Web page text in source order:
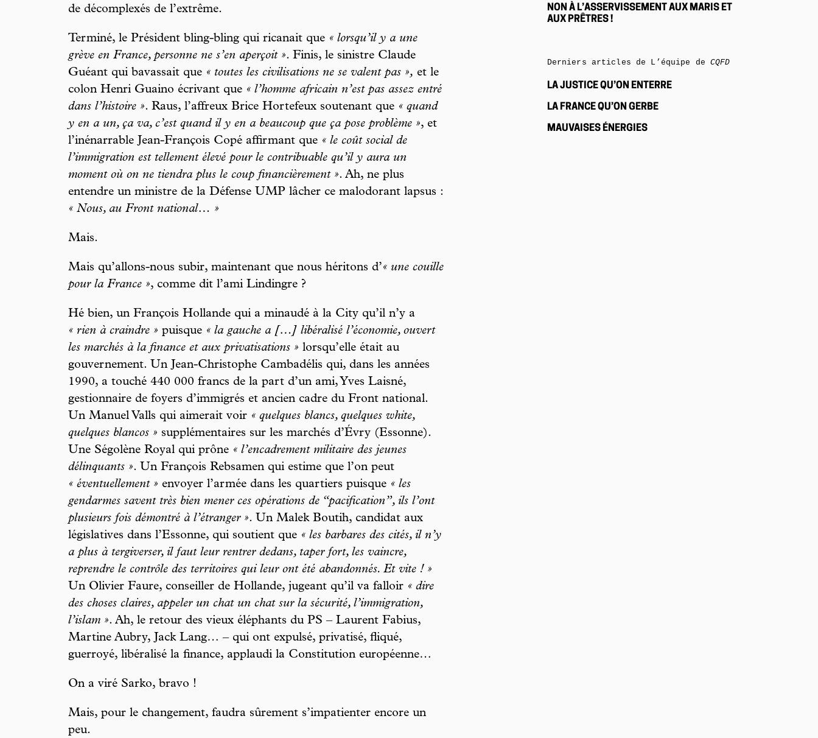
de décomplexés de l’extrême.
Terminé, le Président bling-bling qui ricanait que « lorsqu’il y a une
grève en France, personne ne s’en aperçoit ». Finis, le sinistre Claude
Guéant qui bavassait que « toutes les civilisations ne se valent pas », et le
colon Henri Guaino écrivant que « l’homme africain n’est pas assez entré
dans l’histoire ». Raus, l’affreux Brice Hortefeux soutenant que « quand
y en a un, ça va, c’est quand il y en a beaucoup que ça pose problème », et
l’inénarrable Jean-François Copé affirmant que « le coût social de
l’immigration est tellement élevé pour le contribuable qu’il y aura un
moment où on ne tiendra plus le coup financièrement ». Ah, ne plus
entendre un ministre de la Défense UMP lâcher ce malodorant lapsus :
« Nous, au Front national… »
Mais.
Mais qu’allons-nous subir, maintenant que nous héritons d’« une couille
pour la France », comme dit l’ami Lindingre ?
Hé bien, un François Hollande qui a minaudé à la City qu’il n’y a
« rien à craindre » puisque « la gauche a […] libéralisé l’économie, ouvert
les marchés à la finance et aux privatisations » lorsqu’elle était au
gouvernement. Un Jean-Christophe Cambadélis qui, dans les années
1990, a touché 440 000 francs de la part d’un ami, Yves Laisné,
gestionnaire de foyers d’immigrés et ancien cadre du Front national.
Un Manuel Valls qui aimerait voir « quelques blancs, quelques white,
quelques blancos » supplémentaires sur les marchés d’Évry (Essonne).
Une Ségolène Royal qui prône « l’encadrement militaire des jeunes
délinquants ». Un François Rebsamen qui estime que l’on peut
« éventuellement » envoyer l’armée dans les quartiers puisque « les
gendarmes savent très bien mener ces opérations de “pacification”, ils l’ont
plusieurs fois démontré à l’étranger ». Un Malek Boutih, candidat aux
législatives dans l’Essonne, qui soutient que « les barbares des cités, il n’y
a plus à tergiverser, il faut leur rentrer dedans, taper fort, les vaincre,
reprendre le contrôle des territoires qui leur ont été abandonnés. Et vite ! »
Un Olivier Faure, conseiller de Hollande, jugeant qu’il va falloir « dire
des choses claires, appeler un chat un chat sur la sécurité, l’immigration,
l’islam ». Ah, le retour des vieux éléphants du PS – Laurent Fabius,
Martine Aubry, Jack Lang… – qui ont expulsé, privatisé, fliqué,
guerroyé, libéralisé la finance, applaudi la Constitution européenne…
On a viré Sarko, bravo !
Mais, pour le changement, faudra sûrement s’impatienter encore un
peu.
NON À L’ASSERVISSEMENT AUX MARIS ET
AUX PRÊTRES !
Derniers articles de L’équipe de CQFD
LA JUSTICE QU’ON ENTERRE
LA FRANCE QU’ON GERBE
MAUVAISES ÉNERGIES